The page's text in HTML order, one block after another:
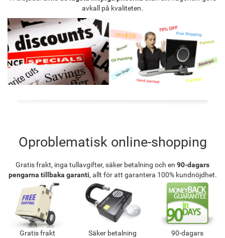
avkall på kvaliteten.
Oproblematisk online-shopping
Gratis frakt, inga tullavgifter, säker betalning och en 90-dagars
pengarna tillbaka garanti, allt för att garantera 100% kundnöjdhet.
Gratis frakt
Säker betalning
90-dagars